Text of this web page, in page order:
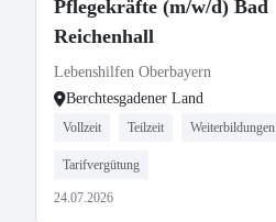
Pflegekräfte (m/w/d) Bad
Reichenhall
Lebenshilfen Oberbayern
Berchtesgadener Land
Vollzeit Teilzeit Weiterbildungen
Tarifvergütung
24.07.2026